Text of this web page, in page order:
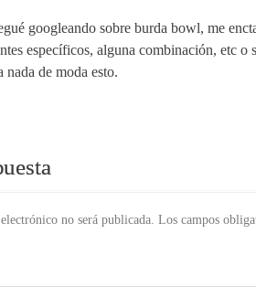
googleando sobre burda bowl, me
específicos, alguna combinación, etc
nada de moda esto.
no será publicada. Los campos